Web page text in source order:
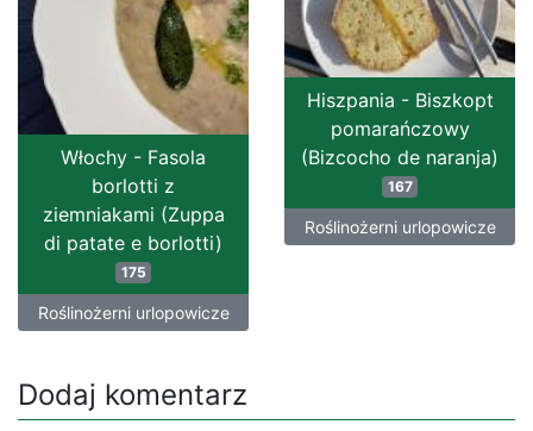
Hiszpania - Biszkopt
pomarańczowy
(Bizcocho de naranja)
167
Roślinożerni urlopowicze
Włochy - Fasola
borlotti z
ziemniakami (Zuppa
di patate e borlotti)
175
Roślinożerni urlopowicze
Dodaj komentarz